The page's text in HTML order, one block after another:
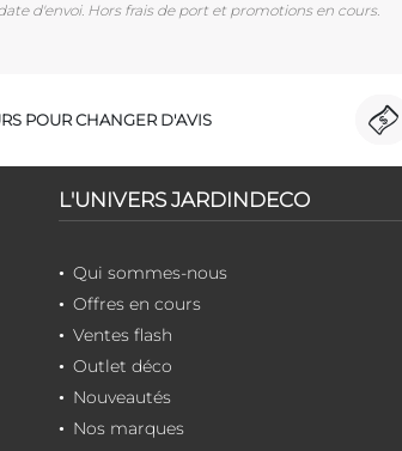
d'envoi. Hors frais de port et promotions en cours.
POUR CHANGER D'AVIS
L'UNIVERS JARDINDECO
Qui sommes-nous
Offres en cours
Ventes flash
Outlet déco
Nouveautés
Nos marques